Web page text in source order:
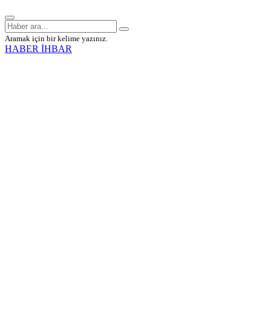
Aramak için bir kelime yazınız.
HABER İHBAR